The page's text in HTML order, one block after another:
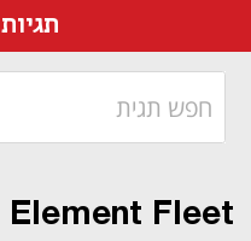
Element Fleet